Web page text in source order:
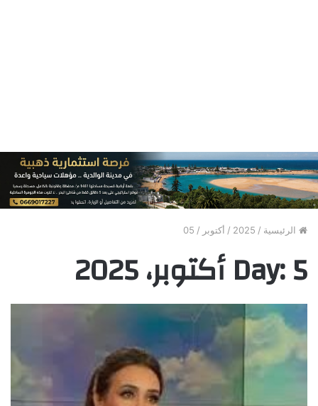
الرئيسية /
2025
/ أكتوبر /
05
Day:5 أكتوبر، 2025